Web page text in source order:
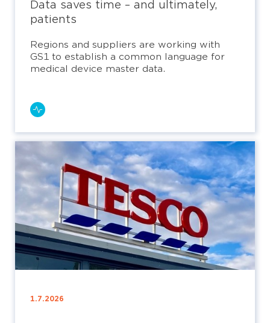
Data saves time – and ultimately,
patients
Regions and suppliers are working with
GS1 to establish a common language for
medical device master data.
1.7.2026